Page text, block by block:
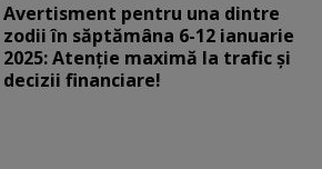
Avertisment pentru una dintre
zodii în săptămâna 6-12 ianuarie
2025: Atenție maximă la trafic și
decizii financiare!